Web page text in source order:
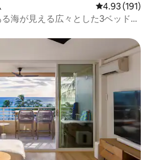
レビュー191
4.93 (191)
海が見える広々とした3ベッドル
す。